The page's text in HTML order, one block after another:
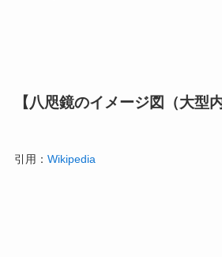
【八咫鏡のイメージ図（大型
引用： Wikipedia